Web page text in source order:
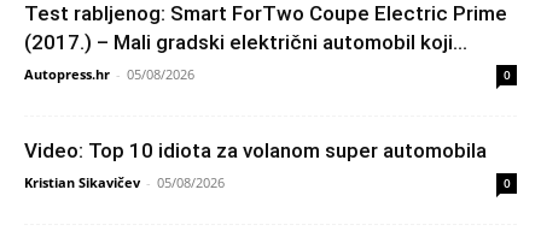
Test rabljenog: Smart ForTwo Coupe Electric Prime
(2017.) – Mali gradski električni automobil koji...
Autopress.hr - 05/08/2026 0
Video: Top 10 idiota za volanom super automobila
Kristian Sikavičev - 05/08/2026 0